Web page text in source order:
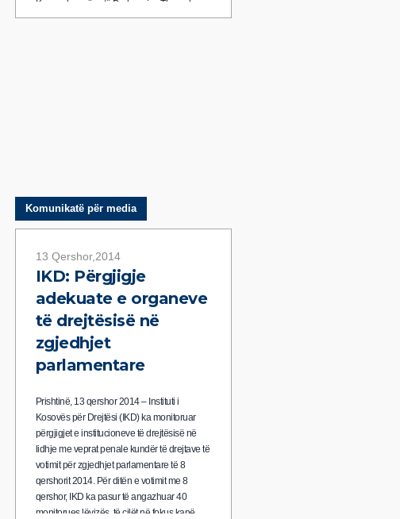
Kryeprokurorëve të Prokurorive Themelore
(PTh) dhe Prokurorisë Speciale të
Komunikatë për media
13 Qershor,2014
IKD: Përgjigje
adekuate e organeve
të drejtësisë në
zgjedhjet
parlamentare
Prishtinë, 13 qershor 2014 – Instituti i
Kosovës për Drejtësi (IKD) ka monitoruar
përgjigjet e institucioneve të drejtësisë në
lidhje me veprat penale kundër të drejtave të
votimit për zgjedhjet parlamentare të 8
qershorit 2014. Për ditën e votimit me 8
qershor, IKD ka pasur të angazhuar 40
monitorues lëvizës, të cilët në fokus kanë…